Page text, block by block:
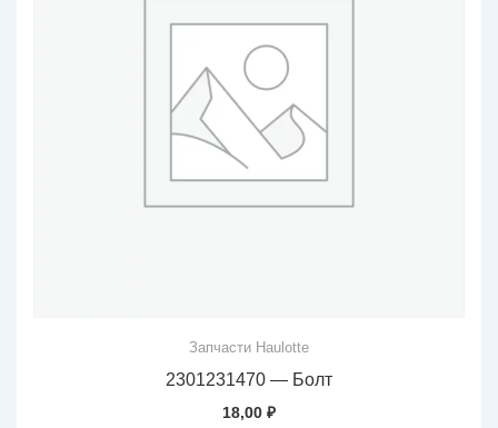
Запчасти Haulotte
2301231470 — Болт
18,00 ₽